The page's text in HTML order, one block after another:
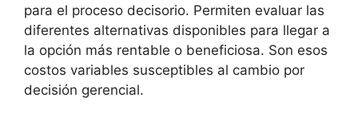
para el proceso decisorio. Permiten evaluar las
diferentes alternativas disponibles para llegar a
la opción más rentable o beneficiosa. Son esos
costos variables susceptibles al cambio por
decisión gerencial.